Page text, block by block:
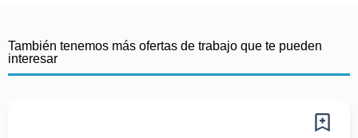
También tenemos más ofertas de trabajo que te pueden
interesar